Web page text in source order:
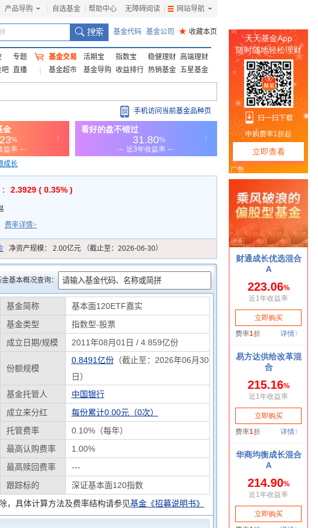
产品导购 自选基金 帮助中心 无障碍阅读 网站导航
基金代码 基金公司 ★ 收藏本页
专题
吧 直播
基金交易 活期宝 指数宝 稳健理财 高端理财
基金超市
基金导购 收益排行 热销基金 五星基金
手机访问当前基金品种页
成长
2.3929 ( 0.35% )
费率详情>
净资产规模： 2.00亿元 （截止至：2026-06-30）
基本概况查询：
基金简称
基本面120ETF嘉实
基金类型
指数型-股票
成立日期/规模 2011年08月01日 / 4.859亿份
份额规模
0.8491亿份（截止至：2026年06月30
日）
基金托管人
中国银行
成立来分红
每份累计0.00元（0次）
托管费率
0.10%（每年）
最高认购费率
1.00%
最高赎回费率
---
跟踪标的
深证基本面120指数
，具体计算方法及费率结构请参见基金《招募说明书》